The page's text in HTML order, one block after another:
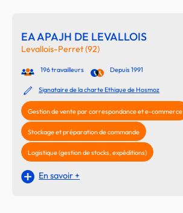
EA APAJH DE LEVALLOIS
Levallois-Perret (92)
196 travailleurs Depuis 1991
Signataire de la charte Ethique de Hosmoz
Gestion de vente par correspondance et e-commerce
Stockage et préparation de commande
Logistique (gestion de stocks, expéditions)
En savoir +